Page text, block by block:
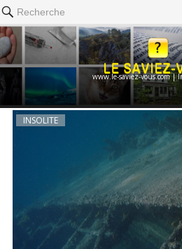
Recherche
www.le-saviez-vous.com |
INSOLITE